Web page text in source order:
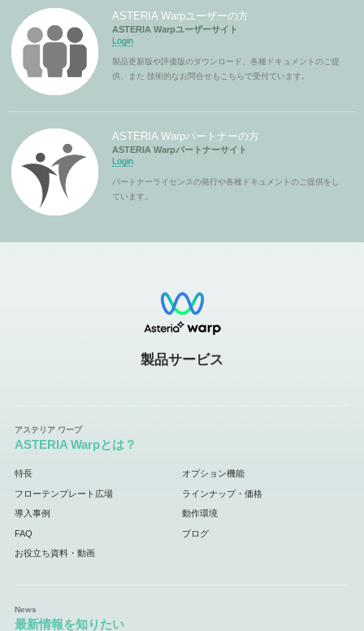
ASTERIA Warpユーザーの方
ASTERIA Warpユーザーサイト
Login
製品更新版や評価版のダウンロード、各種ドキュメントのご提
供、また 技術的なお問合せもこちらで受付ています。
ASTERIA Warpパートナーの方
ASTERIA Warpパートナーサイト
Login
パートナーライセンスの発行や各種ドキュメントのご提供をし
ています。
製品サービス
ASTERIA Warpとは？
特長 オプション機能
フローテンプレート広場 ラインナップ・価格
導入事例 動作環境
FAQ ブログ
お役立ち資料・動画
最新情報を知りたい